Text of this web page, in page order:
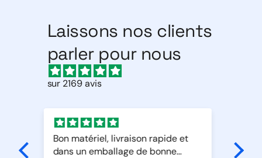
Laissons nos clients
parler pour nous
sur 2169 avis
bonne
Bonjour
Excellent produit